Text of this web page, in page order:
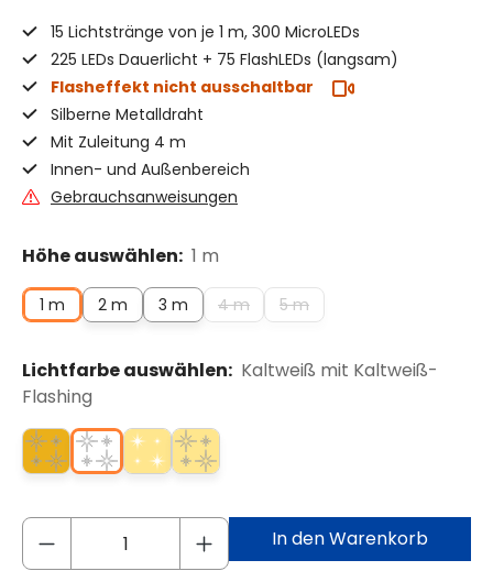
15 Lichtstränge von je 1 m, 300 MicroLEDs
225 LEDs Dauerlicht + 75 FlashLEDs (langsam)
Flasheffekt nicht ausschaltbar
Silberne Metalldraht
Mit Zuleitung 4 m
Innen- und Außenbereich
Gebrauchsanweisungen
Höhe auswählen: 1 m
1 m 2 m 3 m 4 m 5 m
Lichtfarbe auswählen: Kaltweiß mit Kaltweiß-
Flashing
In den Warenkorb